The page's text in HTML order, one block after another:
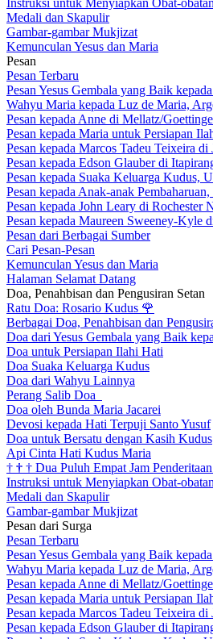
Medali dan Skapulir
Gambar-gambar Mukjizat
Kemunculan Yesus dan Maria
Pesan
Pesan Terbaru
Pesan Yesus Gembala yang Baik
Wahyu Maria kepada Luz de Maria,
Pesan kepada Anne di Mellatz/
Pesan kepada Maria untuk Persiapan
Pesan kepada Marcos Tadeu Teixeira di
Pesan kepada Edson Glauber di
Pesan kepada Suaka Keluarga Kudus,
Pesan kepada Anak-anak
Pesan kepada John Leary di Rochester
Pesan kepada Maureen Sweeney-Kyle
Pesan dari Berbagai Sumber
Cari Pesan-Pesan
Kemunculan Yesus dan Maria
Halaman Selamat Datang
Doa, Penahbisan dan Pengusiran Setan
Ratu Doa: Rosario Kudus 🌹
Berbagai Doa, Penahbisan dan
Doa dari Yesus Gembala yang Baik
Doa untuk Persiapan Ilahi Hati
Doa Suaka Keluarga Kudus
Doa dari Wahyu Lainnya
Perang Salib Doa
Doa oleh Bunda Maria Jacarei
Devosi kepada Hati Terpuji Santo Yusuf
Doa untuk Bersatu dengan Kasih Kudus
Api Cinta Hati Kudus Maria
† † † Dua Puluh Empat Jam
Instruksi untuk Menyiapkan Obat-obatan
Medali dan Skapulir
Gambar-gambar Mukjizat
Pesan dari Surga
Pesan Terbaru
Pesan Yesus Gembala yang Baik
Wahyu Maria kepada Luz de Maria,
Pesan kepada Anne di Mellatz/
Pesan kepada Maria untuk Persiapan
Pesan kepada Marcos Tadeu Teixeira di
Pesan kepada Edson Glauber di